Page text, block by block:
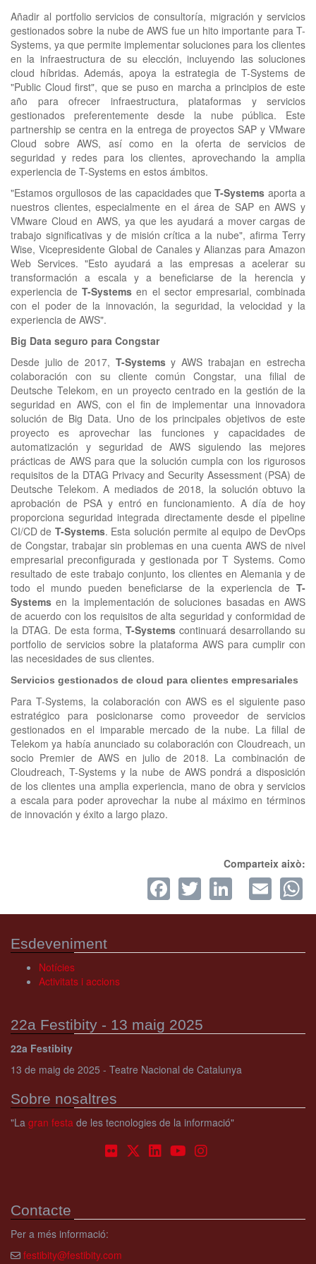
Añadir al portfolio servicios de consultoría, migración y servicios
gestionados sobre la nube de AWS fue un hito importante para T-
Systems, ya que permite implementar soluciones para los clientes
en la infraestructura de su elección, incluyendo las soluciones
cloud híbridas. Además, apoya la estrategia de T-Systems de
"Public Cloud first", que se puso en marcha a principios de este
año para ofrecer infraestructura, plataformas y servicios
gestionados preferentemente desde la nube pública. Este
partnership se centra en la entrega de proyectos SAP y VMware
Cloud sobre AWS, así como en la oferta de servicios de
seguridad y redes para los clientes, aprovechando la amplia
experiencia de T-Systems en estos ámbitos.
"Estamos orgullosos de las capacidades que T-Systems aporta a
nuestros clientes, especialmente en el área de SAP en AWS y
VMware Cloud en AWS, ya que les ayudará a mover cargas de
trabajo significativas y de misión crítica a la nube", afirma Terry
Wise, Vicepresidente Global de Canales y Alianzas para Amazon
Web Services. "Esto ayudará a las empresas a acelerar su
transformación a escala y a beneficiarse de la herencia y
experiencia deT-Systems en el sector empresarial, combinada
con el poder de la innovación, la seguridad, la velocidad y la
experiencia de AWS".
Big Data seguro para Congstar
Desde julio de 2017, T-Systemsy AWS trabajan en estrecha
colaboración con su cliente común Congstar, una filial de
Deutsche Telekom, en un proyecto centrado en la gestión de la
seguridad en AWS, con el fin de implementar una innovadora
solución de Big Data. Uno de los principales objetivos de este
proyecto es aprovechar las funciones y capacidades de
automatización y seguridad de AWS siguiendo las mejores
prácticas de AWS para que la solución cumpla con los rigurosos
requisitos de la DTAG Privacy and Security Assessment (PSA) de
Deutsche Telekom. A mediados de 2018, la solución obtuvo la
aprobación de PSA y entró en funcionamiento. A día de hoy
proporciona seguridad integrada directamente desde el pipeline
CI/CD de T-Systems. Esta solución permite al equipo de DevOps
de Congstar, trabajar sin problemas en una cuenta AWS de nivel
empresarial preconfigurada y gestionada por T Systems. Como
resultado de este trabajo conjunto, los clientes en Alemania y de
todo el mundo pueden beneficiarse de la experiencia de T-
Systems en la implementación de soluciones basadas en AWS
de acuerdo con los requisitos de alta seguridad y conformidad de
la DTAG. De esta forma, T-Systems continuará desarrollando su
portfolio de servicios sobre la plataforma AWS para cumplir con
las necesidades de sus clientes.
Servicios gestionados de cloud para clientes empresariales
Para T-Systems, la colaboración con AWS es el siguiente paso
estratégico para posicionarse como proveedor de servicios
gestionados en el imparable mercado de la nube. La filial de
Telekom ya había anunciado su colaboración con Cloudreach, un
socio Premier de AWS en julio de 2018. La combinación de
Cloudreach, T-Systems y la nube de AWS pondrá a disposición
de los clientes una amplia experiencia, mano de obra y servicios
a escala para poder aprovechar la nube al máximo en términos
de innovación y éxito a largo plazo.
Comparteix això:
Facebook
Twitter
Esdeveniment
Notícies
Activitats i accions
22a Festibity - 13 maig 2025
22a Festibity
13 de maig de 2025 - Teatre Nacional de Catalunya
Sobre nosaltres
"La gran festa de les tecnologies de la informació"
Contacte
Per a més informació:
festibity@festibity.com